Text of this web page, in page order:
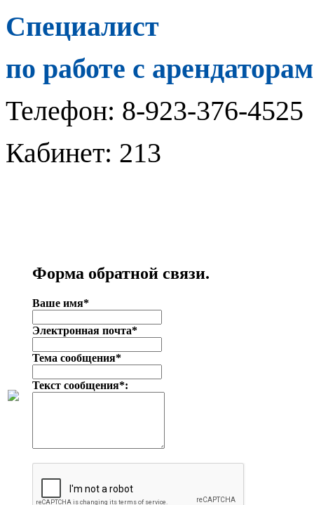
Специалист
по работе с
Телефон: 8-923-376-4525
Кабинет: 213
Форма обратной связи.
Ваше имя*
Электронная почта*
Тема сообщения*
Текст сообщения*: